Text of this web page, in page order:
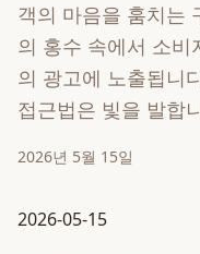
객의 마음을 훔치는
의 홍수 속에서 소비
의 광고에 노출됩니
접근법은 빛을 발합
2026년 5월 15일
2026-05-15